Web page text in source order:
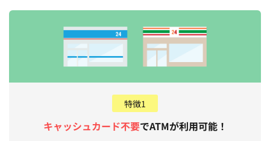
特徴1
キャッシュカード不要でATMが利用可能！